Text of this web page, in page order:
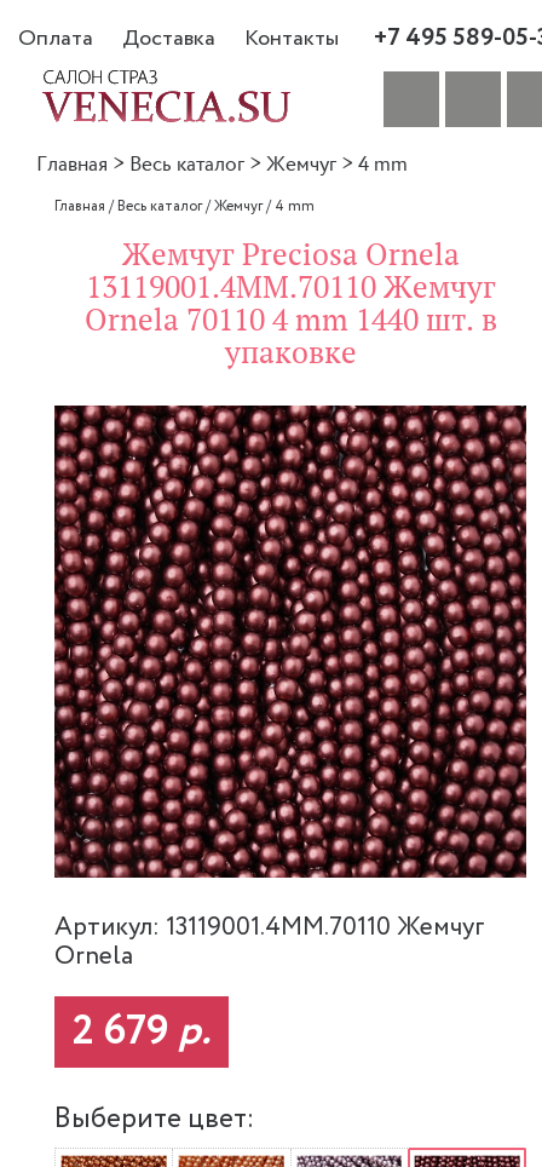
Оплата Доставка Контакты +7 495 589-
Главная > Весь каталог > Жемчуг > 4 mm
Главная /Весь каталог/Жемчуг/4 mm
Жемчуг Preciosa Ornela
13119001.4MM.70110 Жемчуг
Ornela 70110 4 mm 1440 шт. в
упаковке
Артикул: 13119001.4MM.70110 Жемчуг
Ornela
2 679 р.
Выберите цвет: